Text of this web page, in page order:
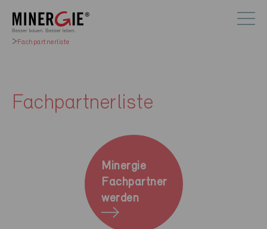
Fachpartnerliste
Fachpartnerliste
Minergie
Fachpartner
werden